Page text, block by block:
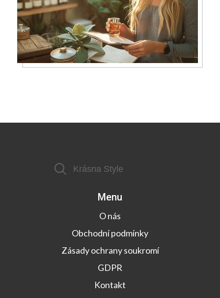
Menu
O nás
Obchodní podmínky
Zásady ochrany soukromí
GDPR
Kontakt